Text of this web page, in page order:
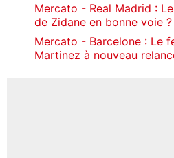
Mercato - Real Madrid :
de Zidane en bonne voie ?
Mercato - Barcelone : Le
Martinez à nouveau